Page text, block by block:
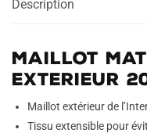
2024
Description
Maillot
Exterieur
Maillot extérieur de
Tissu extensible pour